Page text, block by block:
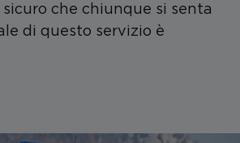
che chiunque si senta
di questo servizio è